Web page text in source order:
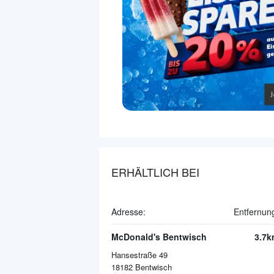
ERHÄLTLICH BEI
Adresse:
McDonald's Bentwisch
Hansestraße 49
18182 Bentwisch